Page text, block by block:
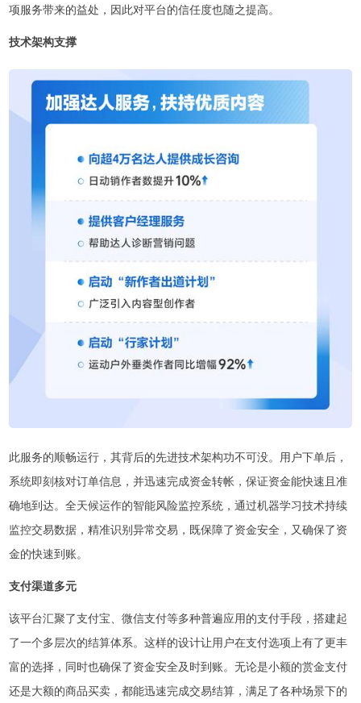
项服务带来的益处，因此对平台的信任度也随之提高。
技术架构支撑
此服务的顺畅运行，其背后的先进技术架构功不可没。用户下单后，
系统即刻核对订单信息，并迅速完成资金转帐，保证资金能快速且准
确地到达。全天候运作的智能风险监控系统，通过机器学习技术持续
监控交易数据，精准识别异常交易，既保障了资金安全，又确保了资
金的快速到账。
支付渠道多元
该平台汇聚了支付宝、微信支付等多种普遍应用的支付手段，搭建起
了一个多层次的结算体系。这样的设计让用户在支付选项上有了更丰
富的选择，同时也确保了资金安全及时到账。无论是小额的赏金支付
还是大额的商品买卖，都能迅速完成交易结算，满足了各种场景下的